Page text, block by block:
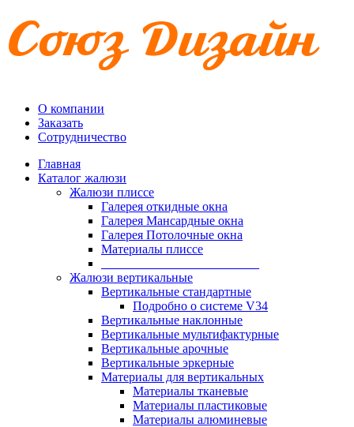
О компании
Заказать
Сотрудничество
Главная
Каталог жалюзи
Жалюзи плиссе
Галерея откидные окна
Галерея Мансардные окна
Галерея Потолочные окна
Материалы плиссе
Жалюзи вертикальные
Вертикальные стандартные
Подробно о системе V34
Вертикальные наклонные
Вертикальные мультифактурные
Вертикальные арочные
Вертикальные эркерные
Материалы для вертикальных
Материалы тканевые
Материалы пластиковые
Материалы алюминевые